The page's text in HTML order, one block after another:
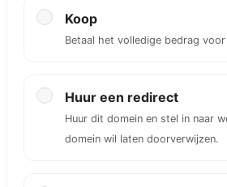
Koop
Betaal het volledige bedrag voor
Huur een redirect
Huur dit domein en stel in naar
domein wil laten doorverwijzen.